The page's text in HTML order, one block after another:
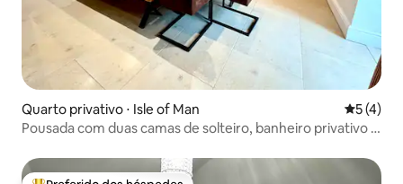
Quarto privativo ⋅ Isle of Man 5 de
5 (4)
Pousada com duas camas de solteiro, banheiro privativo e